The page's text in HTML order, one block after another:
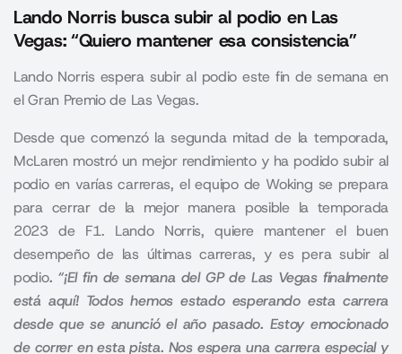
Lando Norris busca subir al podio en Las
Vegas: “Quiero mantener esa consistencia”
Lando Norris espera subir al podio este fin de semana en
el Gran Premio de Las Vegas.
Desde que comenzó la segunda mitad de la temporada,
McLaren mostró un mejor rendimiento y ha podido subir al
podio en varías carreras, el equipo de Woking se prepara
para cerrar de la mejor manera posible la temporada
2023 de F1. Lando Norris, quiere mantener el buen
desempeño de las últimas carreras, y es pera subir al
podio. “¡El fin de semana del GP de Las Vegas finalmente
está aquí! Todos hemos estado esperando esta carrera
desde que se anunció el año pasado. Estoy emocionado
de correr en esta pista. Nos espera una carrera especial y